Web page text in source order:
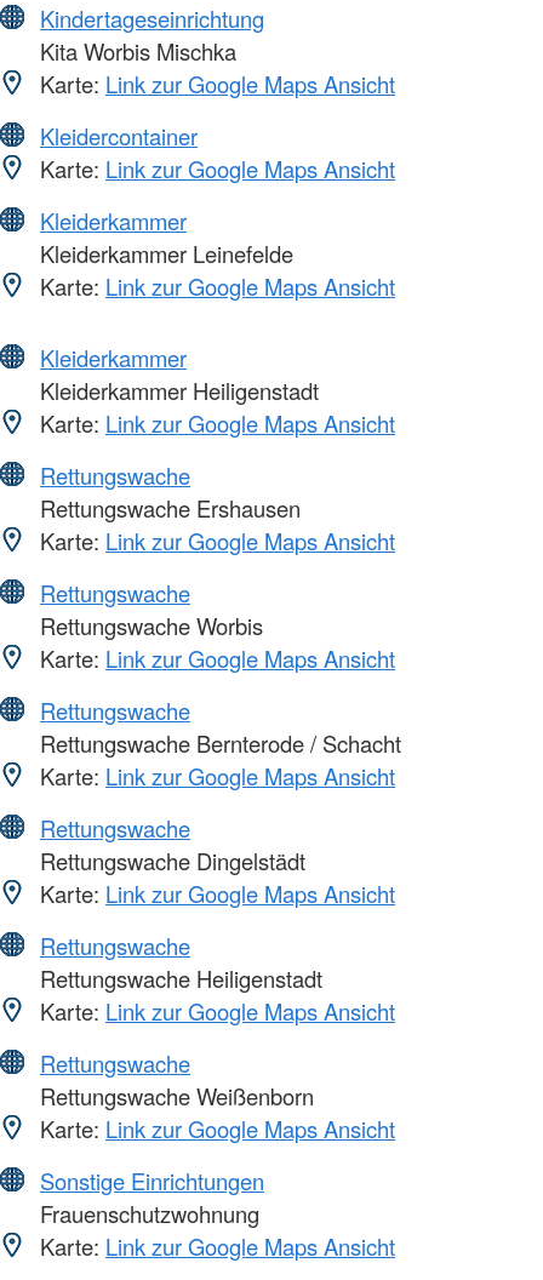
Kindertageseinrichtung
Kita Worbis Mischka
Karte: Link zur Google Maps Ansicht
Kleidercontainer
Karte: Link zur Google Maps Ansicht
Kleiderkammer
Kleiderkammer Leinefelde
Karte: Link zur Google Maps Ansicht
Kleiderkammer
Kleiderkammer Heiligenstadt
Karte: Link zur Google Maps Ansicht
Rettungswache
Rettungswache Ershausen
Karte: Link zur Google Maps Ansicht
Rettungswache
Rettungswache Worbis
Karte: Link zur Google Maps Ansicht
Rettungswache
Rettungswache Bernterode / Schacht
Karte: Link zur Google Maps Ansicht
Rettungswache
Rettungswache Dingelstädt
Karte: Link zur Google Maps Ansicht
Rettungswache
Rettungswache Heiligenstadt
Karte: Link zur Google Maps Ansicht
Rettungswache
Rettungswache Weißenborn
Karte: Link zur Google Maps Ansicht
Sonstige Einrichtungen
Frauenschutzwohnung
Karte: Link zur Google Maps Ansicht